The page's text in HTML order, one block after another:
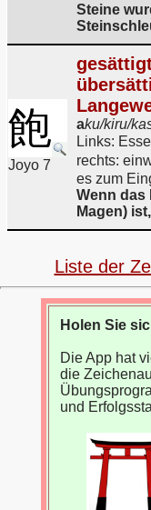
Steine
飽
Joyo 7
aku/kiru/
Links:
rechts:
es zum
Wenn das
Magen)
Liste der
Holen Sie
Die App hat
die
und